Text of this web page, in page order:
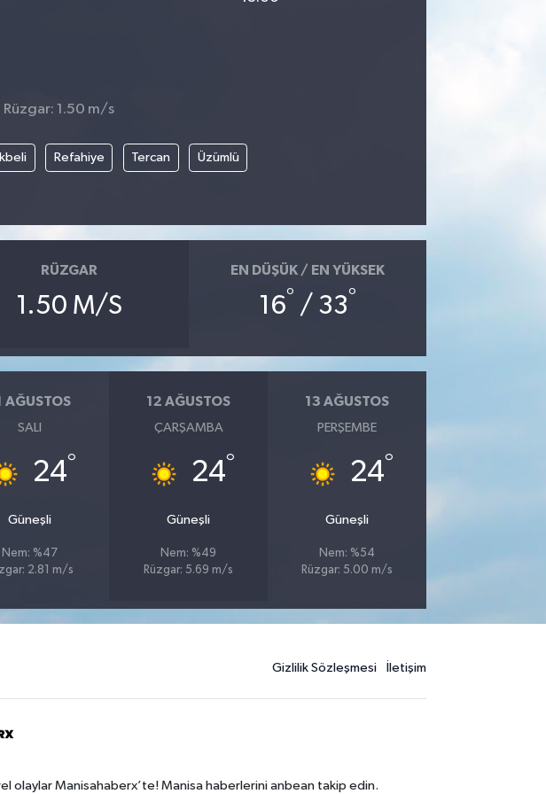
Rüzgar: 1.50 m/s
Refahiye Tercan Üzümlü
RÜZGAR
1.50 M/S
EN DÜŞÜK / EN YÜKSEK
16° / 33°
AĞUSTOS
SALI
24°
Güneşli
Nem: %47
2.81 m/s
12 AĞUSTOS
ÇARŞAMBA
24°
Güneşli
Nem: %49
Rüzgar: 5.69 m/s
13 AĞUSTOS
PERŞEMBE
24°
Güneşli
Nem: %54
Rüzgar: 5.00 m/s
Gizlilik Sözleşmesi İletişim
olaylar Manisahaberx’te! Manisa haberlerini anbean takip edin.